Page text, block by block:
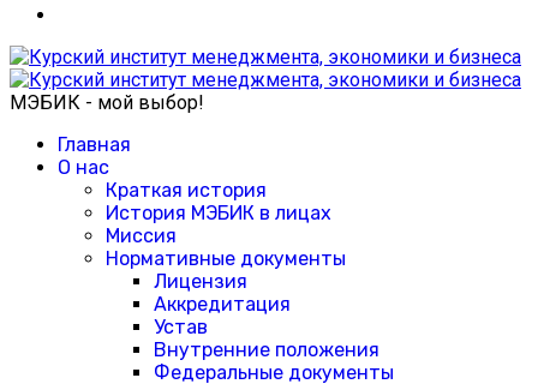
МЭБИК - мой выбор!
Главная
О нас
Краткая история
История МЭБИК в лицах
Миссия
Нормативные документы
Лицензия
Аккредитация
Устав
Внутренние положения
Федеральные документы